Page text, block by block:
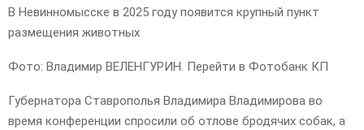
В Невинномысске в 2025 году появится крупный пункт
размещения животных
Фото: Владимир ВЕЛЕНГУРИН. Перейти в Фотобанк КП
Губернатора Ставрополья Владимира Владимирова во
время конференции спросили об отлове бродячих собак, а